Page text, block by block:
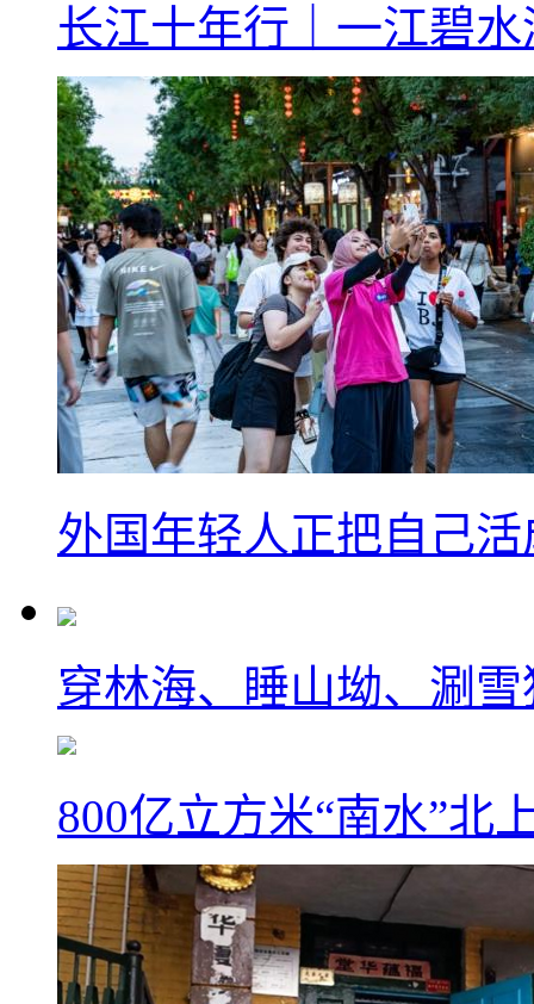
长江十年行｜一江碧
外国年轻人正把自己活
穿林海、睡山坳、涮
800亿立方米“南水”北